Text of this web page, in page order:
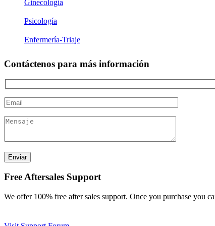
Ginecología
Psicología
Enfermería-Triaje
Contáctenos para más información
Free Aftersales Support
We offer 100% free after sales support. Once you purchase you